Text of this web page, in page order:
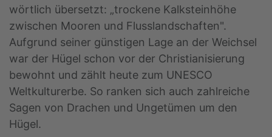
wörtlich übersetzt: „trockene Kalksteinhöhe
zwischen Mooren und Flusslandschaften".
Aufgrund seiner günstigen Lage an der Weichsel
war der Hügel schon vor der Christianisierung
bewohnt und zählt heute zum UNESCO
Weltkulturerbe. So ranken sich auch zahlreiche
Sagen von Drachen und Ungetümen um den
Hügel.